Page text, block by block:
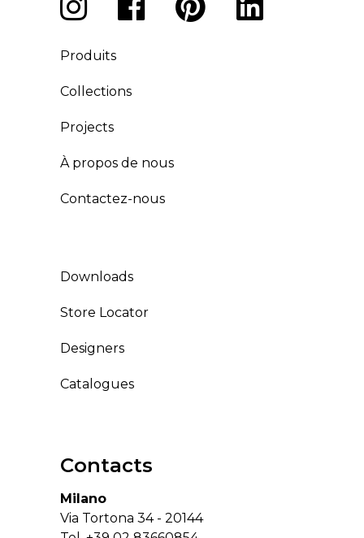
Produits
Collections
Projects
À propos de nous
Contactez-nous
Downloads
Store Locator
Designers
Catalogues
Contacts
Milano
Via Tortona 34 - 20144